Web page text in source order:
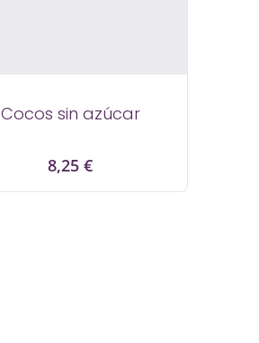
Cocos sin azúcar
Precio
8,25 €